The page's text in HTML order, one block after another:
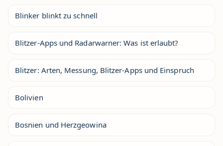
Blinker blinkt zu schnell
Blitzer-Apps und Radarwarner: Was ist erlaubt?
Blitzer: Arten, Messung, Blitzer-Apps und Einspruch
Bolivien
Bosnien und Herzgeowina